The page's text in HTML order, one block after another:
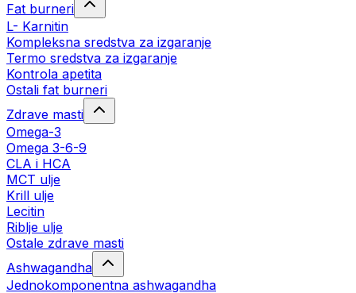
Fat burneri
L- Karnitin
Kompleksna sredstva za izgaranje
Termo sredstva za izgaranje
Kontrola apetita
Ostali fat burneri
Zdrave masti
Omega-3
Omega 3-6-9
CLA i HCA
MCT ulje
Krill ulje
Lecitin
Riblje ulje
Ostale zdrave masti
Ashwagandha
Jednokomponentna ashwagandha